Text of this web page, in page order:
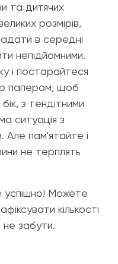
та дитячих
розмірів,
в середні
непідйомними.
і постарайтеся
папером, щоб
з тендітними
ситуація з
Але пам'ятайте і
не терплять
успішно! Можете
кількості
забути.